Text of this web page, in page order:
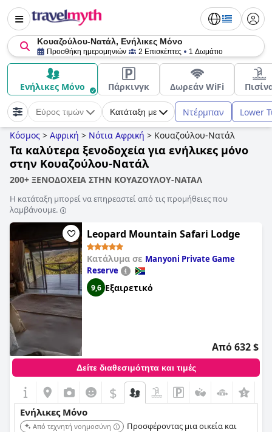
Κουαζούλου-Νατάλ, Ενήλικες Μόνο
Προσθήκη ημερομηνιών 2 Επισκέπτες 1 Δωμάτιο
Ενήλικες Μόνο Πάρκινγκ Δωρεάν WiFi
Εύρος τιμών Κατάταξη με Ντέρμπαν Lower
Κόσμος > Αφρική > Νότια Αφρική > Κουαζούλου-Νατάλ
Τα καλύτερα ξενοδοχεία για ενήλικες μόνο
στην Κουαζούλου-Νατάλ
200+ ΞΕΝΟΔΟΧΕΙΑ ΣΤΗΝ ΚΟΥΑΖΟΥΛΟΥ-ΝΑΤΑΛ
Η κατάταξη μπορεί να επηρεαστεί από τις προμήθειες που
λαμβάνουμε.
Leopard Mountain Safari Lodge
Κατάλυμα σε Manyoni Private Game
Reserve
9,6 Εξαιρετικό
Από 632 $
Δείτε διαθεσιμότητα και τιμές
$
Ενήλικες Μόνο
Από τεχνητή νοημοσύνη
Προσφέροντας μια οικεία και